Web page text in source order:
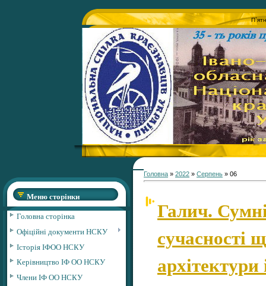
Меню сторінки
Головна сторінка
Офіційні документи НСКУ
Історія ІФОО НСКУ
Керівництво ІФ ОО НСКУ
Члени ІФ ОО НСКУ
Головна » 2022 » Серпень » 06
Галич.
сучасності